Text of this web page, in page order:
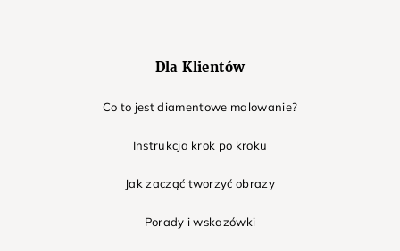
Dla Klientów
Co to jest diamentowe malowanie?
Instrukcja krok po kroku
Jak zacząć tworzyć obrazy
Porady i wskazówki